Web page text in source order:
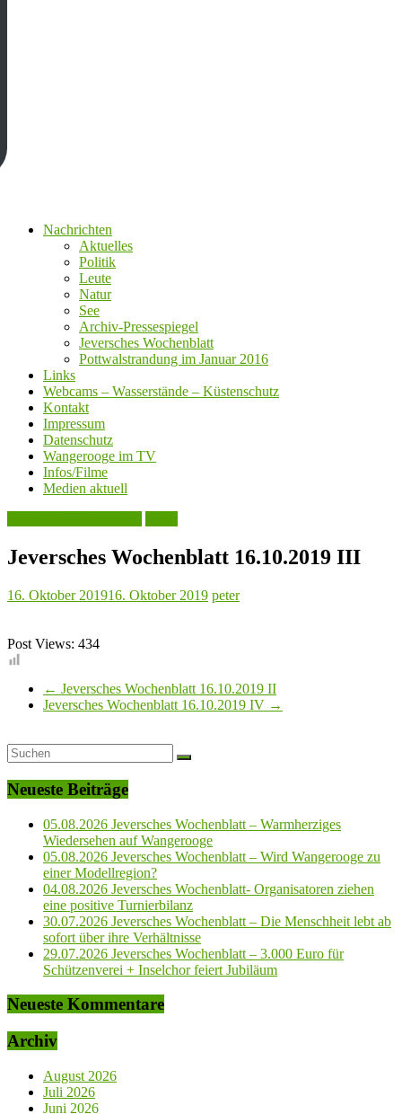
Nachrichten
Aktuelles
Politik
Leute
Natur
See
Archiv-Pressespiegel
Jeversches Wochenblatt
Pottwalstrandung im Januar 2016
Links
Webcams – Wasserstände – Küstenschutz
Kontakt
Impressum
Datenschutz
Wangerooge im TV
Infos/Filme
Medien aktuell
Jeversches Wochenblatt 16.10.2019 III
16. Oktober 201916. Oktober 2019 peter
Post Views: 434
← Jeversches Wochenblatt 16.10.2019 II
Jeversches Wochenblatt 16.10.2019 IV →
Neueste Beiträge
05.08.2026 Jeversches Wochenblatt – Warmherziges
Wiedersehen auf Wangerooge
05.08.2026 Jeversches Wochenblatt – Wird Wangerooge zu
einer Modellregion?
04.08.2026 Jeversches Wochenblatt- Organisatoren ziehen
eine positive Turnierbilanz
30.07.2026 Jeversches Wochenblatt – Die Menschheit lebt ab
sofort über ihre Verhältnisse
29.07.2026 Jeversches Wochenblatt – 3.000 Euro für
Schützenverei + Inselchor feiert Jubiläum
Neueste Kommentare
Archiv
August 2026
Juli 2026
Juni 2026